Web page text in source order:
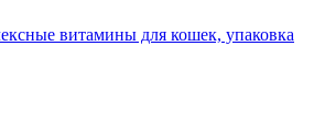
витамины для кошек, упаковка